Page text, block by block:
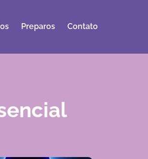
Preparos Contato